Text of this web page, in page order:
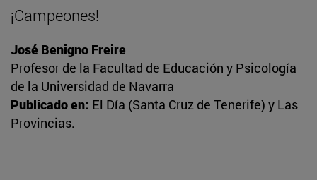
¡Campeones!
José Benigno Freire
Profesor de la Facultad de Educación y Psicología
de la Universidad de Navarra
Publicado en: El Día (Santa Cruz de Tenerife) y Las
Provincias.